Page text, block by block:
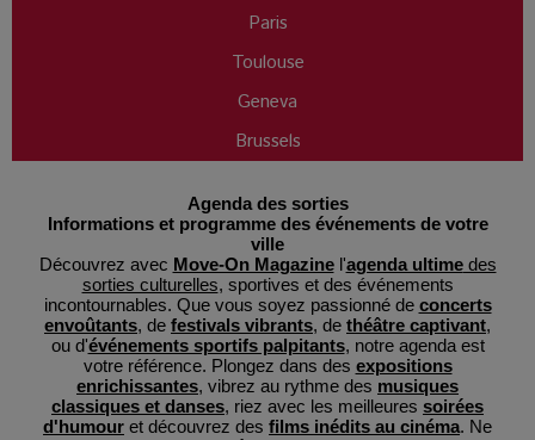
Paris
Toulouse
Geneva
Brussels
Agenda des sorties
Informations et programme des événements de votre
ville
Découvrez avec Move-On Magazinel'agenda ultimedes
sorties culturelles, sportives et des événements
incontournables. Que vous soyez passionné de concerts
envoûtants, de festivals vibrants, de théâtre captivant,
ou d'événements sportifs palpitants, notre agenda est
votre référence. Plongez dans des expositions
enrichissantes, vibrez au rythme des musiques
classiques et danses, riez avec les meilleures soirées
d'humour et découvrez des films inédits au cinéma. Ne